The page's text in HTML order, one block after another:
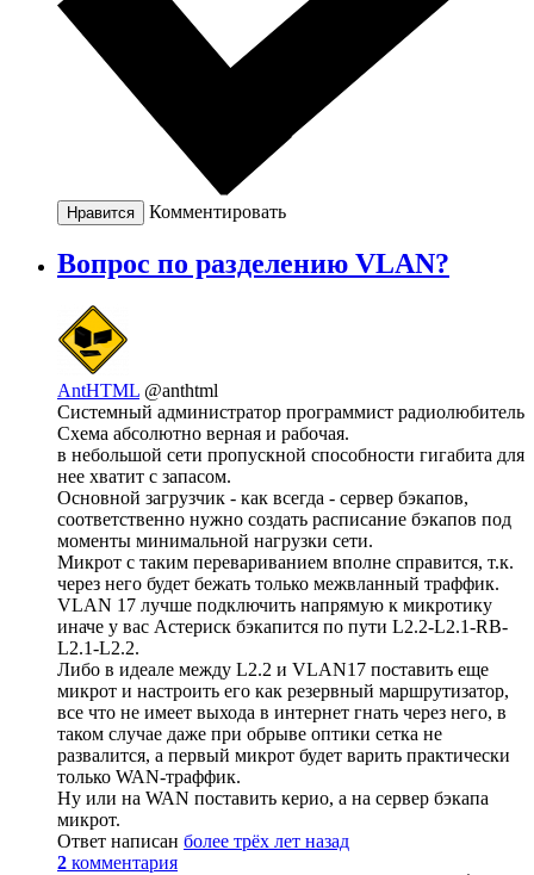
Нравится Комментировать
Вопрос по разделению VLAN?
AntHTML @anthtml
Системный администратор программист радиолюбитель
Схема абсолютно верная и рабочая.
в небольшой сети пропускной способности гигабита для
нее хватит с запасом.
Основной загрузчик - как всегда - сервер бэкапов,
соответственно нужно создать расписание бэкапов под
моменты минимальной нагрузки сети.
Микрот с таким перевариванием вполне справится, т.к.
через него будет бежать только межвланный траффик.
VLAN 17 лучше подключить напрямую к микротику
иначе у вас Астериск бэкапится по пути L2.2-L2.1-RB-
L2.1-L2.2.
Либо в идеале между L2.2 и VLAN17 поставить еще
микрот и настроить его как резервный маршрутизатор,
все что не имеет выхода в интернет гнать через него, в
таком случае даже при обрыве оптики сетка не
развалится, а первый микрот будет варить практически
только WAN-траффик.
Ну или на WAN поставить керио, а на сервер бэкапа
микрот.
Ответ написан более трёх лет назад
2 комментария